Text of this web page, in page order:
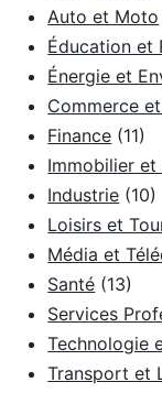
Auto et Moto
Éducation et
Énergie et
Commerce
Finance (11)
Immobilier
Industrie (10)
Loisirs et
Média et
Santé (13)
Services
Technologie
Transport et